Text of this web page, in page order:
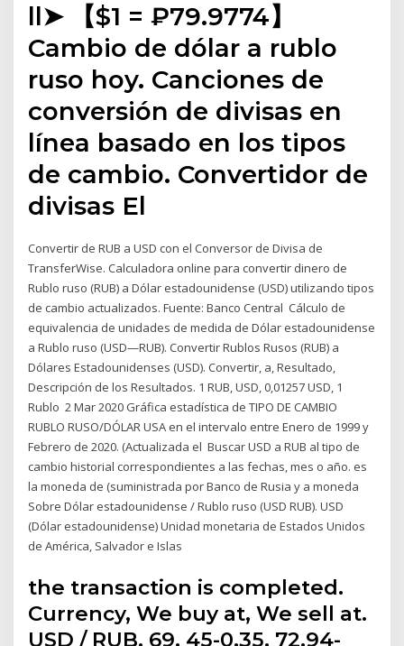
ll➤ 【$1 = ₽79.9774】
Cambio de dólar a rublo
ruso hoy. Canciones de
conversión de divisas en
línea basado en los tipos
de cambio. Convertidor de
divisas El
Convertir de RUB a USD con el Conversor de Divisa de
TransferWise. Calculadora online para convertir dinero de
Rublo ruso (RUB) a Dólar estadounidense (USD) utilizando tipos
de cambio actualizados. Fuente: Banco Central Cálculo de
equivalencia de unidades de medida de Dólar estadounidense
a Rublo ruso (USD—RUB). Convertir Rublos Rusos (RUB) a
Dólares Estadounidenses (USD). Convertir, a, Resultado,
Descripción de los Resultados. 1 RUB, USD, 0,01257 USD, 1
Rublo 2 Mar 2020 Gráfica estadística de TIPO DE CAMBIO
RUBLO RUSO/DÓLAR USA en el intervalo entre Enero de 1999 y
Febrero de 2020. (Actualizada el Buscar USD a RUB al tipo de
cambio historial correspondientes a las fechas, mes o año. es
la moneda de (suministrada por Banco de Rusia y a moneda
Sobre Dólar estadounidense / Rublo ruso (USD RUB). USD
(Dólar estadounidense) Unidad monetaria de Estados Unidos
de América, Salvador e Islas
the transaction is completed.
Currency, We buy at, We sell at.
USD / RUB, 69, 45-0,35, 72,94-